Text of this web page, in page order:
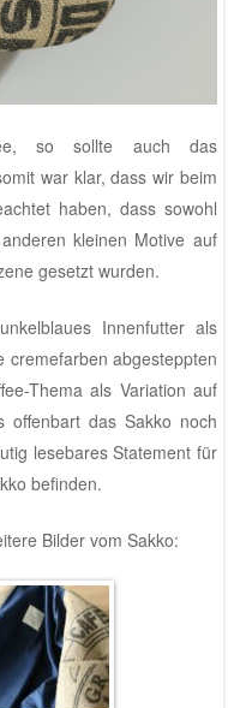
so sollte auch das
war klar, dass wir beim
haben, dass sowohl
kleinen Motive auf
gesetzt wurden.
Innenfutter als
cremefarben abgesteppten
Thema als Variation auf
offenbart das Sakko noch
lesebares Statement für
befinden.
Bilder vom Sakko: